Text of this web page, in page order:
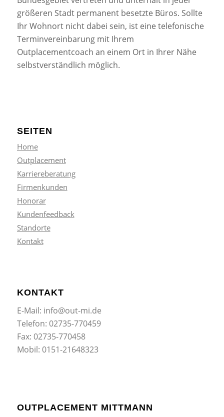
größeren Stadt permanent besetzte Büros. Sollte
Ihr Wohnort nicht dabei sein, ist eine telefonische
Terminvereinbarung mit Ihrem
Outplacementcoach an einem Ort in Ihrer Nähe
selbstverständlich möglich.
SEITEN
Home
Outplacement
Karriereberatung
Firmenkunden
Honorar
Kundenfeedback
Standorte
Kontakt
KONTAKT
E-Mail: info@out-mi.de
Telefon: 02735-770459
Fax: 02735-770458
Mobil: 0151-21648323
OUTPLACEMENT MITTMANN